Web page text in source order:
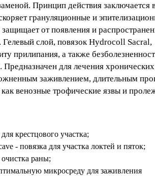
Принцип действия заключается
грануляционные и
от появления и
слой, повязок Hydrocoll Sacral,
прилипания, а также
для лечения
заживлением, длительным
как венозные трофические язвы и
крестцового участка;
- повязка для участка локтей и пяток;
раны;
микросреду для заживления